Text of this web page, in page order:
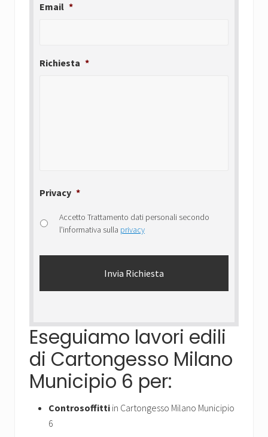
Email *
Richiesta *
Privacy *
Accetto Trattamento dati personali secondo
l'informativa sulla privacy
Eseguiamo lavori edili
di Cartongesso Milano
Municipio 6 per:
Controsoffitti in Cartongesso Milano Municipio
6